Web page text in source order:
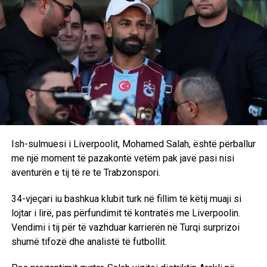
Ish-sulmuesi i Liverpoolit, Mohamed Salah, është përballur
me një moment të pazakontë vetëm pak javë pasi nisi
aventurën e tij të re te Trabzonspori.
34-vjeçari iu bashkua klubit turk në fillim të këtij muaji si
lojtar i lirë, pas përfundimit të kontratës me Liverpoolin.
Vendimi i tij për të vazhduar karrierën në Turqi surprizoi
shumë tifozë dhe analistë të futbollit.